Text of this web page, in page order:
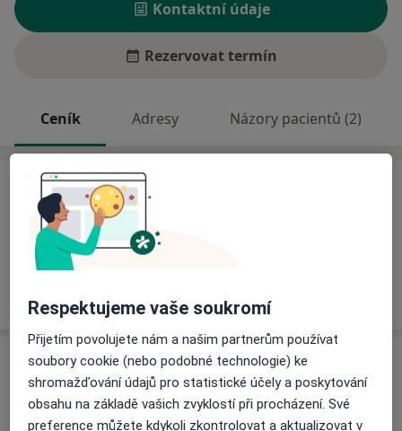
Kontaktní údaje
Rezervovat termín
Ceník Adresy Názory pacientů (2)
Ceník
Informace o službách a cenách nejsou k dispozici
Tento specialista ještě nepřidával žádné informace o
Adresa
Ordinace
Český Krumlov
Respektujeme vaše soukromí
Přijetím povolujete nám a našim partnerům používat
soubory cookie (nebo podobné technologie) ke
shromažďování údajů pro statistické účely a poskytování
obsahu na základě vašich zvyklostí při procházení. Své
preference můžete kdykoli zkontrolovat a aktualizovat v